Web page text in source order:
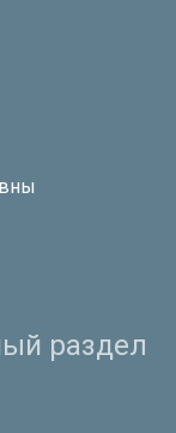
раздел